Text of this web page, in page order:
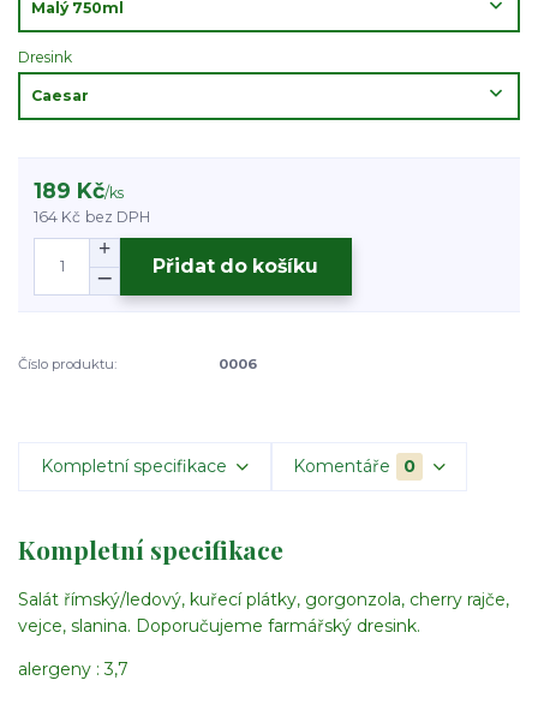
Dresink
189 Kč/ks
164 Kč bez DPH
Přidat do košíku
Číslo produktu: 0006
Kompletní specifikace Komentáře 0
Kompletní specifikace
Salát římský/ledový, kuřecí plátky, gorgonzola, cherry rajče,
vejce, slanina. Doporučujeme farmářský dresink.
alergeny : 3,7